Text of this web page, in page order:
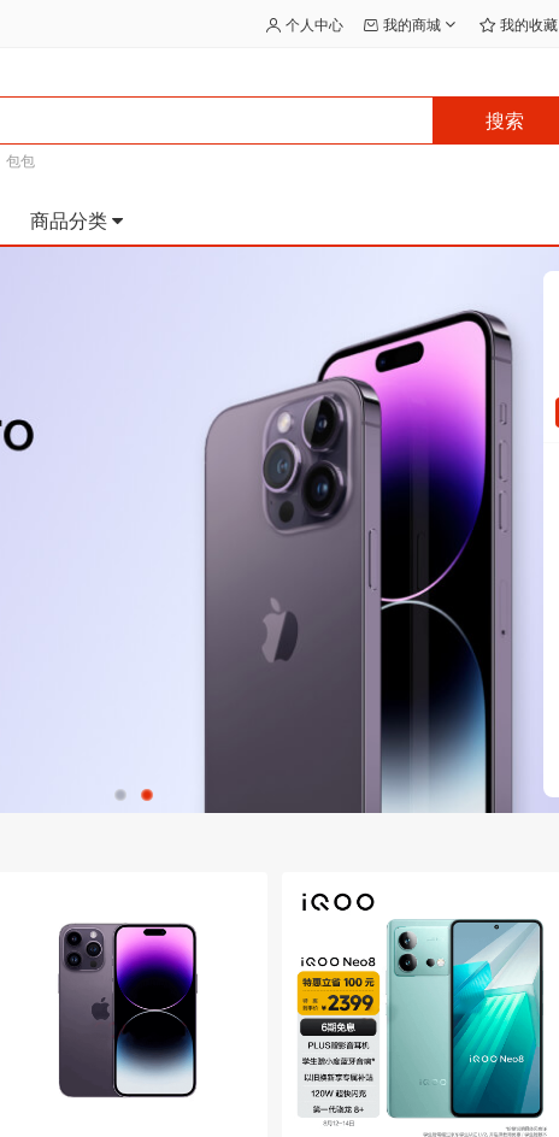
个人中心 我的商城 我的收藏
搜索
包包
商品分类